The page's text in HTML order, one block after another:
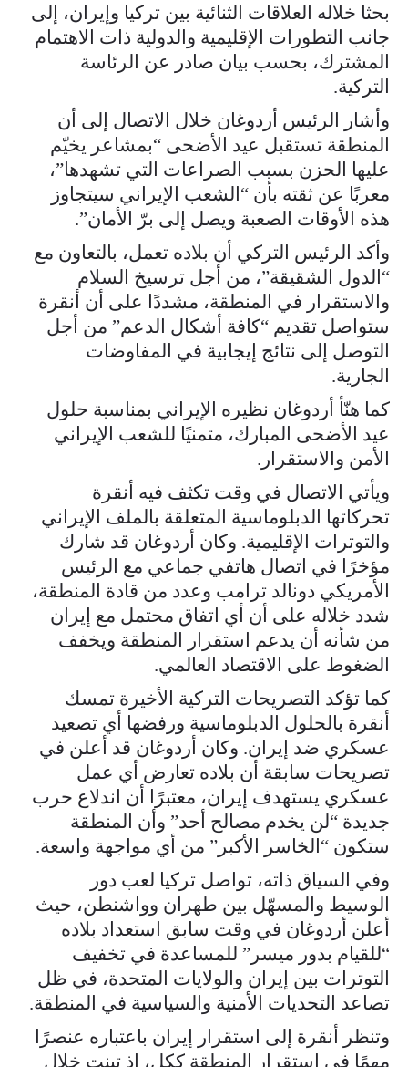
بحثا خلاله العلاقات الثنائية بين تركيا وإيران، إلى
جانب التطورات الإقليمية والدولية ذات الاهتمام
المشترك، بحسب بيان صادر عن الرئاسة
التركية.
وأشار الرئيس أردوغان خلال الاتصال إلى أن
المنطقة تستقبل عيد الأضحى “بمشاعر يخيّم
عليها الحزن بسبب الصراعات التي تشهدها”،
معربًا عن ثقته بأن “الشعب الإيراني سيتجاوز
هذه الأوقات الصعبة ويصل إلى برّ الأمان”.
وأكد الرئيس التركي أن بلاده تعمل، بالتعاون مع
“الدول الشقيقة”، من أجل ترسيخ السلام
والاستقرار في المنطقة، مشددًا على أن أنقرة
ستواصل تقديم “كافة أشكال الدعم” من أجل
التوصل إلى نتائج إيجابية في المفاوضات
الجارية.
كما هنّأ أردوغان نظيره الإيراني بمناسبة حلول
عيد الأضحى المبارك، متمنيًا للشعب الإيراني
الأمن والاستقرار.
ويأتي الاتصال في وقت تكثف فيه أنقرة
تحركاتها الدبلوماسية المتعلقة بالملف الإيراني
والتوترات الإقليمية. وكان أردوغان قد شارك
مؤخرًا في اتصال هاتفي جماعي مع الرئيس
الأمريكي دونالد ترامب وعدد من قادة المنطقة،
شدد خلاله على أن أي اتفاق محتمل مع إيران
من شأنه أن يدعم استقرار المنطقة ويخفف
الضغوط على الاقتصاد العالمي.
كما تؤكد التصريحات التركية الأخيرة تمسك
أنقرة بالحلول الدبلوماسية ورفضها أي تصعيد
عسكري ضد إيران. وكان أردوغان قد أعلن في
تصريحات سابقة أن بلاده تعارض أي عمل
عسكري يستهدف إيران، معتبرًا أن اندلاع حرب
جديدة “لن يخدم مصالح أحد” وأن المنطقة
ستكون “الخاسر الأكبر” من أي مواجهة واسعة.
وفي السياق ذاته، تواصل تركيا لعب دور
الوسيط والمسهّل بين طهران وواشنطن، حيث
أعلن أردوغان في وقت سابق استعداد بلاده
“للقيام بدور ميسر” للمساعدة في تخفيف
التوترات بين إيران والولايات المتحدة، في ظل
تصاعد التحديات الأمنية والسياسية في المنطقة.
وتنظر أنقرة إلى استقرار إيران باعتباره عنصرًا
مهمًا في استقرار المنطقة ككل، إذ تبنت خلال